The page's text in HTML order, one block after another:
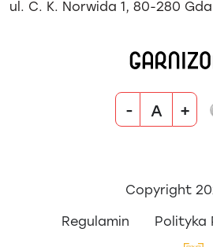
- A +
ul. C. K. Norwida 1, 80-280
Copyright
Regulamin
Polityka